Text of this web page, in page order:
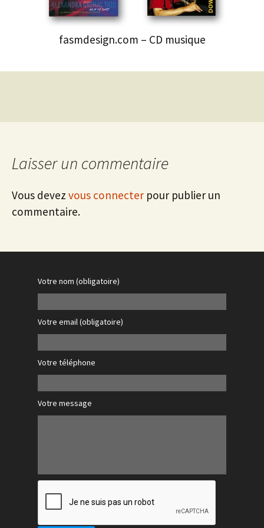
fasmdesign.com – CD musique
Laisser un commentaire
Vous devez vous connecter pour publier un
commentaire.
Votre nom (obligatoire)
Votre email (obligatoire)
Votre téléphone
Votre message